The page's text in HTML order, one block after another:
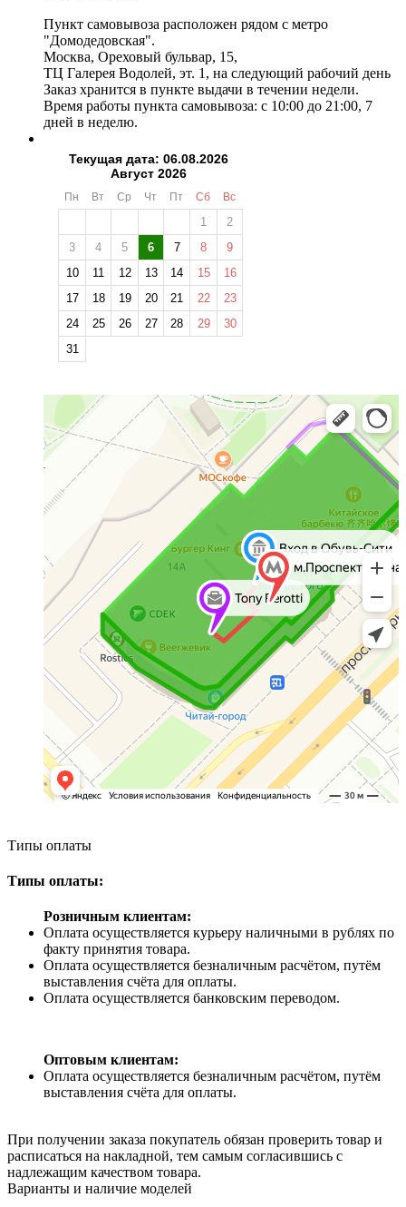
Пункт самовывоза расположен рядом с метро
"Домодедовская".
Москва, Ореховый бульвар, 15,
ТЦ Галерея Водолей, эт. 1, на следующий рабочий день
Заказ хранится в пункте выдачи в течении недели.
Время работы пункта самовывоза: с 10:00 до 21:00, 7
дней в неделю.
Текущая дата: 06.08.2026
Август 2026
Пн Вт Ср Чт Пт Сб Вс
1
2
3
4 5 6 7 8
9
10
11 12 13 14 15
16
17
18 19 20 21 22
23
24
25 26 27 28 29
30
31
Типы оплаты
Типы оплаты:
Розничным клиентам:
Оплата осуществляется курьеру наличными в рублях по
факту принятия товара.
Оплата осуществляется безналичным расчётом, путём
выставления счёта для оплаты.
Оплата осуществляется банковским переводом.
Оптовым клиентам:
Оплата осуществляется безналичным расчётом, путём
выставления счёта для оплаты.
При получении заказа покупатель обязан проверить товар и
расписаться на накладной, тем самым согласившись с
надлежащим качеством товара.
Варианты и наличие моделей